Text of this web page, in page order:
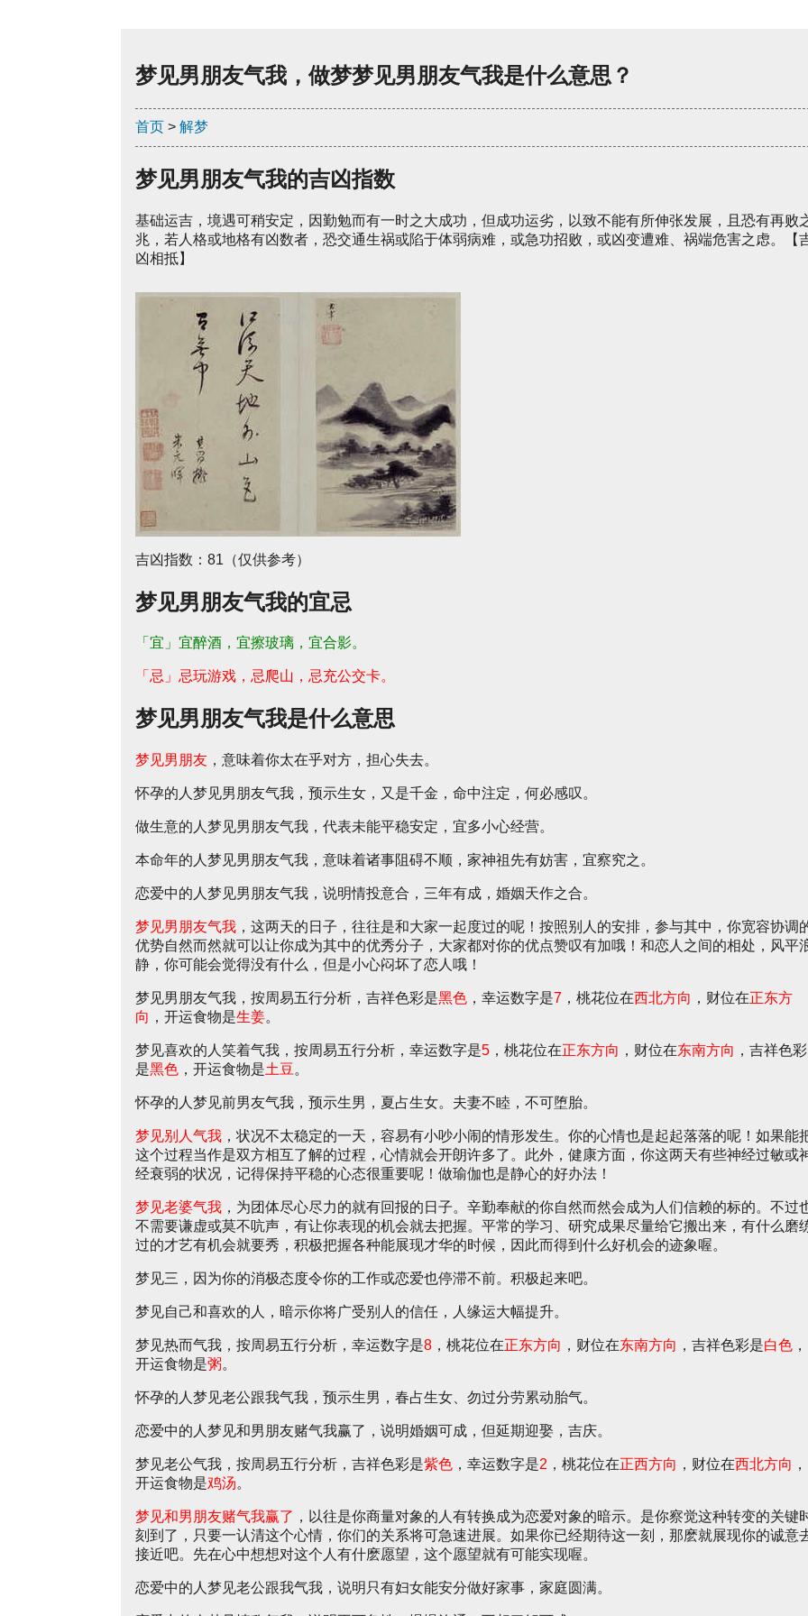
梦见男朋友气我，做梦梦见男朋友气我是什么意思？
首页 > 解梦
梦见男朋友气我的吉凶指数
基础运吉，境遇可稍安定，因勤勉而有一时之大成功，但成功运劣，以致不能有所伸张发展，且恐有再败
兆，若人格或地格有凶数者，恐交通生祸或陷于体弱病难，或急功招败，或凶变遭难、祸端危害之虑。【
凶相抵】
吉凶指数：81（仅供参考）
梦见男朋友气我的宜忌
「宜」宜醉酒，宜擦玻璃，宜合影。
「忌」忌玩游戏，忌爬山，忌充公交卡。
梦见男朋友气我是什么意思
梦见男朋友 ，意味着你太在乎对方，担心失去。
怀孕的人梦见男朋友气我，预示生女，又是千金，命中注定，何必感叹。
做生意的人梦见男朋友气我，代表未能平稳安定，宜多小心经营。
本命年的人梦见男朋友气我，意味着诸事阻碍不顺，家神祖先有妨害，宜察究之。
恋爱中的人梦见男朋友气我，说明情投意合，三年有成，婚姻天作之合。
梦见男朋友气我 ，这两天的日子，往往是和大家一起度过的呢！按照别人的安排，参与其中，你宽容协调
优势自然而然就可以让你成为其中的优秀分子，大家都对你的优点赞叹有加哦！和恋人之间的相处，风平
静，你可能会觉得没有什么，但是小心闷坏了恋人哦！
梦见男朋友气我，按周易五行分析，吉祥色彩是黑色 ，幸运数字是7 ，桃花位在西北方向 ，财位在正东方
向 ，开运食物是生姜。
梦见喜欢的人笑着气我，按周易五行分析，幸运数字是5 ，桃花位在正东方向 ，财位在东南方向 ，吉祥色彩
是黑色 ，开运食物是土豆。
怀孕的人梦见前男友气我，预示生男，夏占生女。夫妻不睦，不可堕胎。
梦见别人气我 ，状况不太稳定的一天，容易有小吵小闹的情形发生。你的心情也是起起落落的呢！如果能
这个过程当作是双方相互了解的过程，心情就会开朗许多了。此外，健康方面，你这两天有些神经过敏或
经衰弱的状况，记得保持平稳的心态很重要呢！做瑜伽也是静心的好办法！
梦见老婆气我 ，为团体尽心尽力的就有回报的日子。辛勤奉献的你自然而然会成为人们信赖的标的。不过
不需要谦虚或莫不吭声，有让你表现的机会就去把握。平常的学习、研究成果尽量给它搬出来，有什么磨
过的才艺有机会就要秀，积极把握各种能展现才华的时候，因此而得到什么好机会的迹象喔。
梦见三，因为你的消极态度令你的工作或恋爱也停滞不前。积极起来吧。
梦见自己和喜欢的人，暗示你将广受别人的信任，人缘运大幅提升。
梦见热而气我，按周易五行分析，幸运数字是8 ，桃花位在正东方向 ，财位在东南方向 ，吉祥色彩是白色 ，
开运食物是粥。
怀孕的人梦见老公跟我气我，预示生男，春占生女、勿过分劳累动胎气。
恋爱中的人梦见和男朋友赌气我赢了，说明婚姻可成，但延期迎娶，吉庆。
梦见老公气我，按周易五行分析，吉祥色彩是紫色 ，幸运数字是2 ，桃花位在正西方向 ，财位在西北方向 ，
开运食物是鸡汤。
梦见和男朋友赌气我赢了 ，以往是你商量对象的人有转换成为恋爱对象的暗示。是你察觉这种转变的关键
刻到了，只要一认清这个心情，你们的关系将可急速进展。如果你已经期待这一刻，那麽就展现你的诚意
接近吧。先在心中想想对这个人有什麽愿望，这个愿望就有可能实现喔。
恋爱中的人梦见老公跟我气我，说明只有妇女能安分做好家事，家庭圆满。